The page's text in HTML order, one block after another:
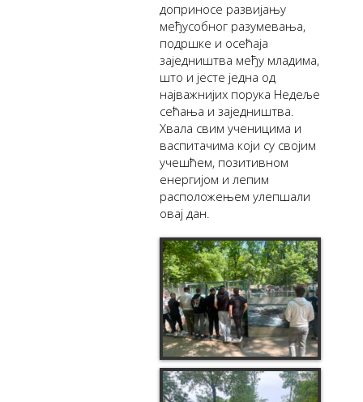
доприносе развијању
међусобног разумевања,
подршке и осећаја
заједништва међу младима,
што и јесте једна од
најважнијих порука Недеље
сећања и заједништва.
Хвала свим ученицима и
васпитачима који су својим
учешћем, позитивном
енергијом и лепим
расположењем улепшали
овај дан.